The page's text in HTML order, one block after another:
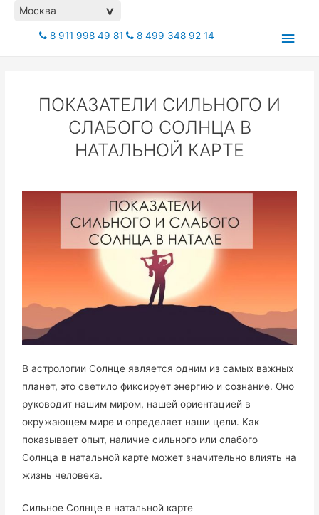
Москва >
8 911 998 49 81 8 499 348 92 14
ПОКАЗАТЕЛИ СИЛЬНОГО И
СЛАБОГО СОЛНЦА В
НАТАЛЬНОЙ КАРТЕ
В астрологии Солнце является одним из самых важных
планет, это светило фиксирует энергию и сознание. Оно
руководит нашим миром, нашей ориентацией в
окружающем мире и определяет наши цели. Как
показывает опыт, наличие сильного или слабого
Солнца в натальной карте может значительно влиять на
жизнь человека.
Сильное Солнце в натальной карте